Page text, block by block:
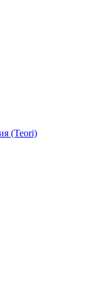
(Teori)